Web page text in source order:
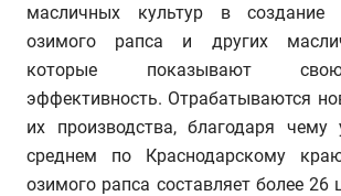
масличных культур в создание
озимого рапса и других
которые показывают
эффективность. Отрабатываются
их производства, благодаря
среднем по Краснодарскому
озимого рапса составляет более 26